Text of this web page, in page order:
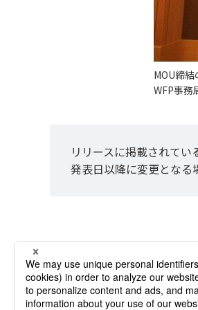
MOU締
WFP事
リリースに掲載されて
発表日以降に変更となる